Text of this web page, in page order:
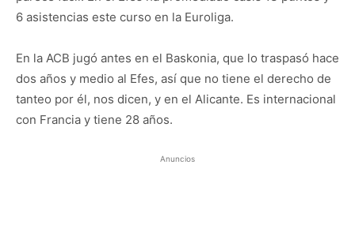
6 asistencias este curso en la Euroliga.
En la ACB jugó antes en el Baskonia, que lo traspasó hace
dos años y medio al Efes, así que no tiene el derecho de
tanteo por él, nos dicen, y en el Alicante. Es internacional
con Francia y tiene 28 años.
Anuncios